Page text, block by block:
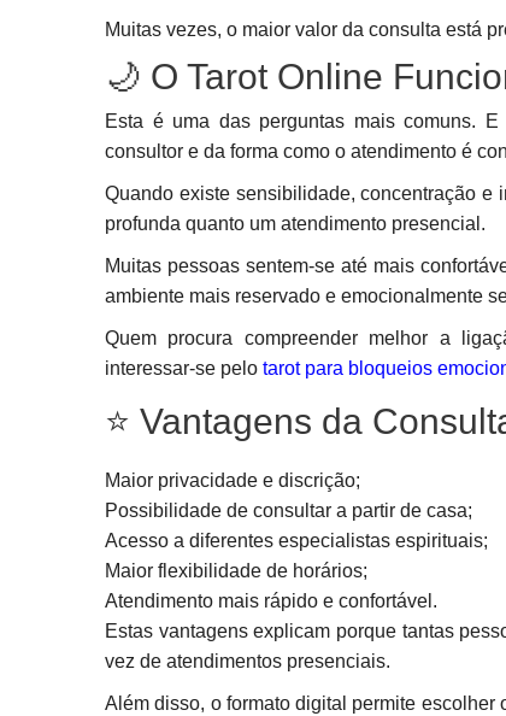
Muitas vezes, o maior valor da consulta está
🌙 O Tarot Online
Esta é uma das perguntas mais comuns.
consultor e da forma como o atendimento é
Quando existe sensibilidade, concentração e
profunda quanto um atendimento presencial.
Muitas pessoas sentem-se até mais
ambiente mais reservado e emocionalmente
Quem procura compreender melhor a
interessar-se pelo tarot para bloqueios
⭐ Vantagens da
Maior privacidade e discrição;
Possibilidade de consultar a partir de casa;
Acesso a diferentes especialistas espirituais;
Maior flexibilidade de horários;
Atendimento mais rápido e confortável.
Estas vantagens explicam porque tantas
vez de atendimentos presenciais.
Além disso, o formato digital permite